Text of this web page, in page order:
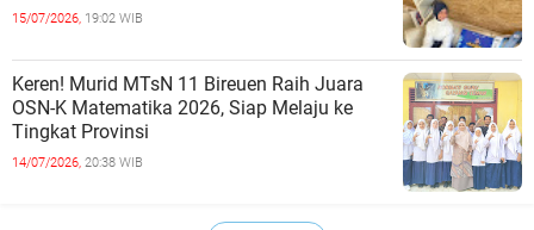
15/07/2026, 19:02 WIB
Keren! Murid MTsN 11 Bireuen Raih Juara
OSN-K Matematika 2026, Siap Melaju ke
Tingkat Provinsi
14/07/2026, 20:38 WIB